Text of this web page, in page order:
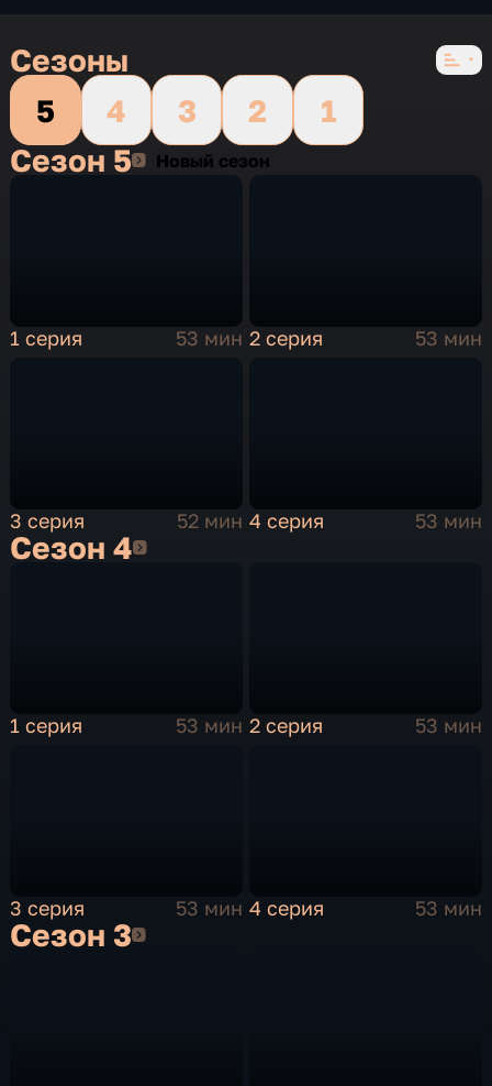
уступать никто из них не намерен. Увлекшись
войной между собой, соседи не замечают
настоящего врага…
Сезоны
5
4 3 2
1
Сезон 5Сезон 5 Новый сезон
1 серия 53 мин 2 серия 53 мин
3 серия 52 мин 4 серия 53 мин
Сезон 4Сезон 4
1 серия 53 мин 2 серия 53 мин
3 серия 53 мин 4 серия 53 мин
Сезон 3Сезон 3